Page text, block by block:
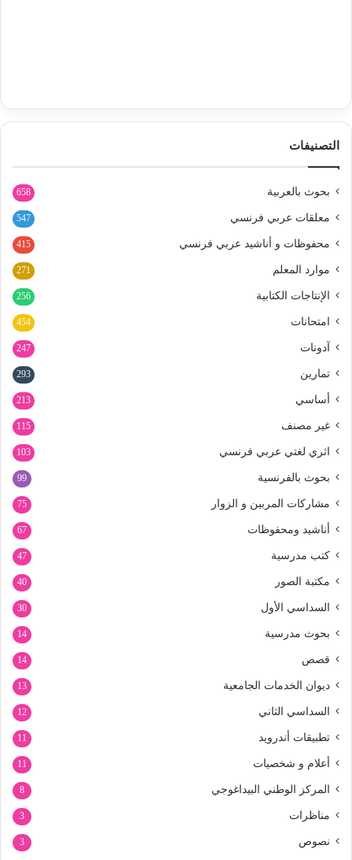
التصنيفات
بحوث بالعربية 658
معلقات عربي فرنسي 547
محفوظات و أناشيد عربي فرنسي 415
موارد المعلم 271
الإنتاجات الكتابية 256
امتحانات 454
آدونات 247
تمارين 293
أساسي 213
غير مصنف 115
اثري لغتي عربي فرنسي 103
بحوث بالفرنسية 99
مشاركات المربين و الزوار 75
أناشيد ومحفوظات 67
كتب مدرسية 47
مكتبة الصور 40
السداسي الأول 30
بحوث مدرسية 14
قصص 14
ديوان الخدمات الجامعية 13
السداسي الثاني 12
تطبيقات أندرويد 11
أعلام و شخصيات 11
المركز الوطني البيداغوجي 8
مناظرات 3
نصوص 3